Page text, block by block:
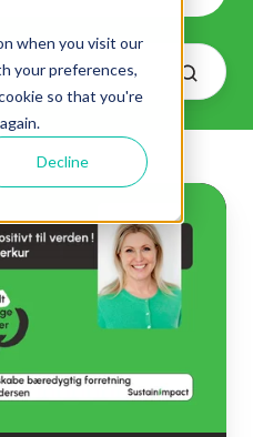
when you visit our
your preferences,
so that you're
Decline